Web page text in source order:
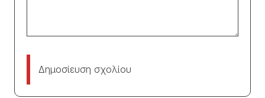
Δημοσίευση σχολίου